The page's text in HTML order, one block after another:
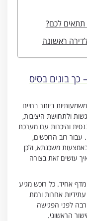
תתאים לכם?
ראשונה
בונים בסיס
ביותר בחיים
ולתחושת היציבות,
והיכרות עם מערכת
רוב הרוכשים,
משכנתא, ולכן
עושים זאת בצורה
אחיד. כל רוכש מגיע
אחרות ורמת
לפני הפגישה
הראשוני.